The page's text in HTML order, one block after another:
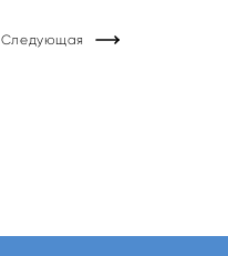
Следующая